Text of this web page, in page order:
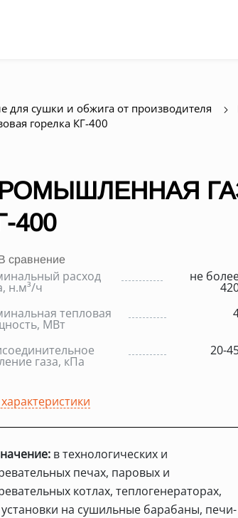
для сушки и обжига от производителя
горелка КГ-400
400
сравнение
расход
н.м³/ч
не
тепловая
МВт
газа, кПа
20-
в технологических и
печах, паровых и
котлах, теплогенераторах,
на сушильные барабаны, печи-